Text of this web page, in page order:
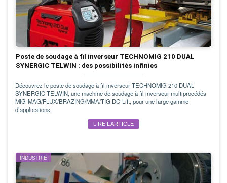
Poste de soudage à fil inverseur TECHNOMIG 210 DUAL
SYNERGIC TELWIN : des possibilités infinies
Découvrez le poste de soudage à fil inverseur TECHNOMIG 210 DUAL
SYNERGIC TELWIN, une machine de soudage à fil inverseur multiprocédés
MIG-MAG/FLUX/BRAZING/MMA/TIG DC-Lift, pour une large gamme
d’applications.
LIRE L’ARTICLE
INDUSTRIE